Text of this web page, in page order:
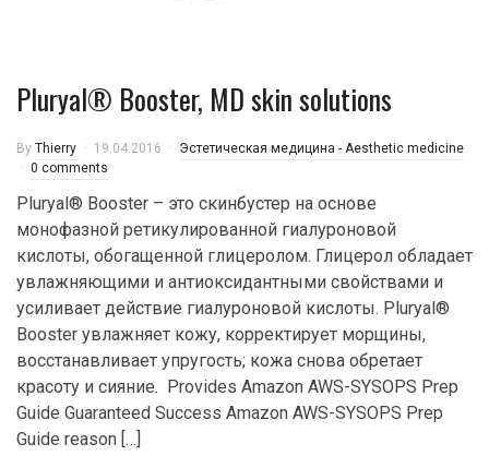
Pluryal® Booster, MD skin solutions
By Thierry 19.04.2016
Эстетическая медицина - Aesthetic medicine
0 comments
Pluryal® Booster – это скинбустер на основе
монофазной ретикулированной гиалуроновой
кислоты, обогащенной глицеролом. Глицерол обладает
увлажняющими и антиоксидантными свойствами и
усиливает действие гиалуроновой кислоты. Pluryal®
Booster увлажняет кожу, корректирует морщины,
восстанавливает упругость; кожа снова обретает
красоту и сияние. Provides Amazon AWS-SYSOPS Prep
Guide Guaranteed Success Amazon AWS-SYSOPS Prep
Guide reason […]